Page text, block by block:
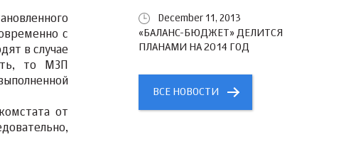
с
в случае
то МЗП
от
December 11, 2013
«БАЛАНС-БЮДЖЕТ» ДЕЛИТСЯ
ПЛАНАМИ НА 2014 ГОД
ВСЕ НОВОСТИ